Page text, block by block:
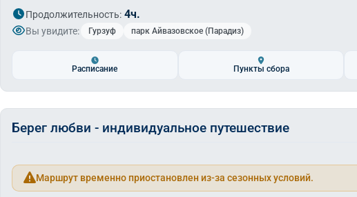
Продолжительность: 4ч.
Вы увидите: Гурзуф парк Айвазовское (Парадиз)
Расписание Пункты сбора
Берег любви - индивидуальное путешествие
Маршрут временно приостановлен из-за сезонных условий.